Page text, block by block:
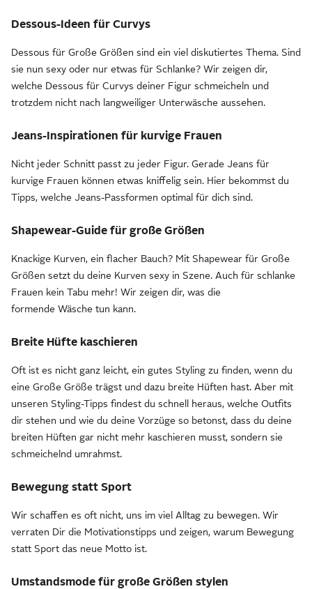
Dessous-Ideen für Curvys
Dessous für Große Größen sind ein viel diskutiertes Thema. Sind
sie nun sexy oder nur etwas für Schlanke? Wir zeigen dir,
welche Dessous für Curvys deiner Figur schmeicheln und
trotzdem nicht nach langweiliger Unterwäsche aussehen.
Jeans-Inspirationen für kurvige Frauen
Nicht jeder Schnitt passt zu jeder Figur. Gerade Jeans für
kurvige Frauen können etwas kniffelig sein. Hier bekommst du
Tipps, welche Jeans-Passformen optimal für dich sind.
Shapewear-Guide für große Größen
Knackige Kurven, ein flacher Bauch? Mit Shapewear für Große
Größen setzt du deine Kurven sexy in Szene. Auch für schlanke
Frauen kein Tabu mehr! Wir zeigen dir, was die
formende Wäsche tun kann.
Breite Hüfte kaschieren
Oft ist es nicht ganz leicht, ein gutes Styling zu finden, wenn du
eine Große Größe trägst und dazu breite Hüften hast. Aber mit
unseren Styling-Tipps findest du schnell heraus, welche Outfits
dir stehen und wie du deine Vorzüge so betonst, dass du deine
breiten Hüften gar nicht mehr kaschieren musst, sondern sie
schmeichelnd umrahmst.
Bewegung statt Sport
Wir schaffen es oft nicht, uns im viel Alltag zu bewegen. Wir
verraten Dir die Motivationstipps und zeigen, warum Bewegung
statt Sport das neue Motto ist.
Umstandsmode für große Größen stylen